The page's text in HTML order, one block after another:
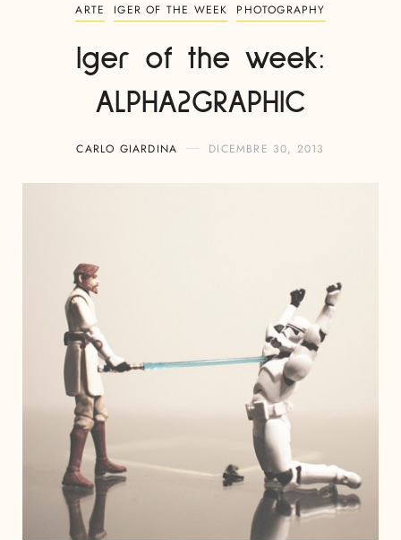
ARTE IGER OF THE WEEK PHOTOGRAPHY
Iger of the week:
ALPHA2GRAPHIC
CARLO GIARDINA DICEMBRE 30, 2013